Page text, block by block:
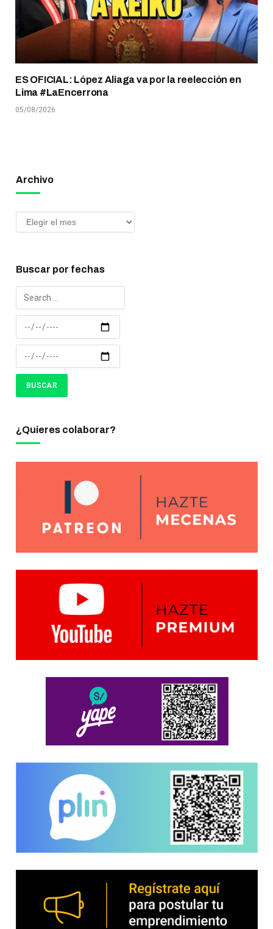
ES OFICIAL: López Aliaga va por la reelección en
Lima #LaEncerrona
05/08/2026
Archivo
Buscar por fechas
¿Quieres colaborar?